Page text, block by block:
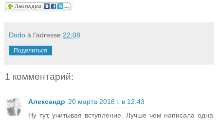
Dodo à l'adresse 22:08
Поделиться
1 комментарий:
Александр 20 марта 2018 г. в 12:43
Ну тут, учитывая вступление. Лучше чем написала одна